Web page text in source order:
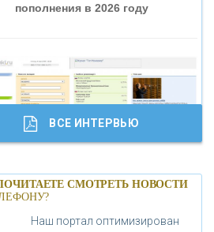
КРЕДИТНЫЙ
пополнения в 2026 году
обновил логотип впервые за
19 лет - «Лента новостей»
ВСЕ ИНТЕРВЬЮ
СМОТРЕТЬ НОВОСТИ
Наш портал оптимизирован